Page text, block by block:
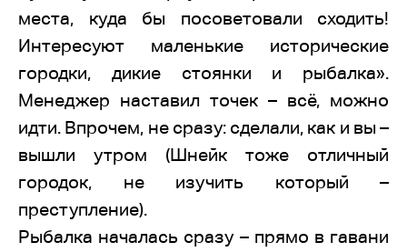
места, куда бы посоветовали сходить!
Интересуют маленькие исторические
городки, дикие стоянки и рыбалка».
Менеджер наставил точек – всё, можно
идти. Впрочем, не сразу: сделали, как и вы –
вышли утром (Шнейк тоже отличный
городок, не изучить который –
преступление).
Рыбалка началась сразу – прямо в гавани